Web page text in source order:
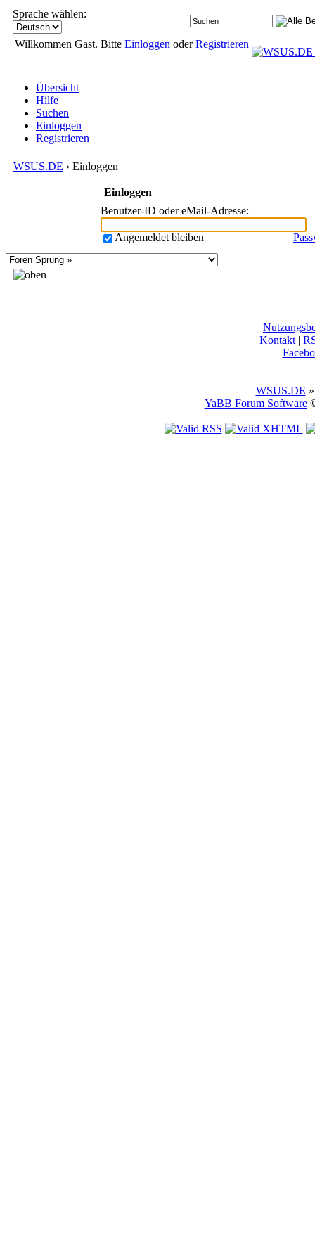
Sprache wählen:
Willkommen Gast. Bitte Einloggen oderRegistrieren
Übersicht
Hilfe
Suchen
Einloggen
Registrieren
WSUS.DE › Einloggen
Einloggen
Benutzer-ID oder eMail-Adresse:
Angemeldet bleiben
Kontakt|
WSUS.DE
YaBB Forum Software©